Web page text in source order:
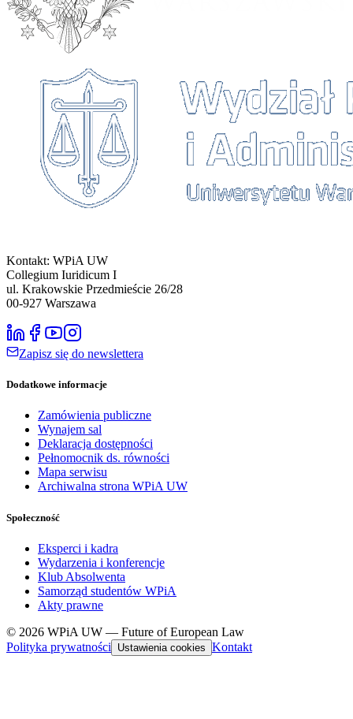
Kontakt: WPiA UW
Collegium Iuridicum I
ul. Krakowskie Przedmieście 26/28
00-927 Warszawa
Zapisz się do newslettera
Dodatkowe informacje
Zamówienia publiczne
Wynajem sal
Deklaracja dostępności
Pełnomocnik ds. równości
Mapa serwisu
Archiwalna strona WPiA UW
Społeczność
Eksperci i kadra
Wydarzenia i konferencje
Klub Absolwenta
Samorząd studentów WPiA
Akty prawne
© 2026 WPiA UW — Future of European Law
Polityka prywatności
Ustawienia cookies Kontakt